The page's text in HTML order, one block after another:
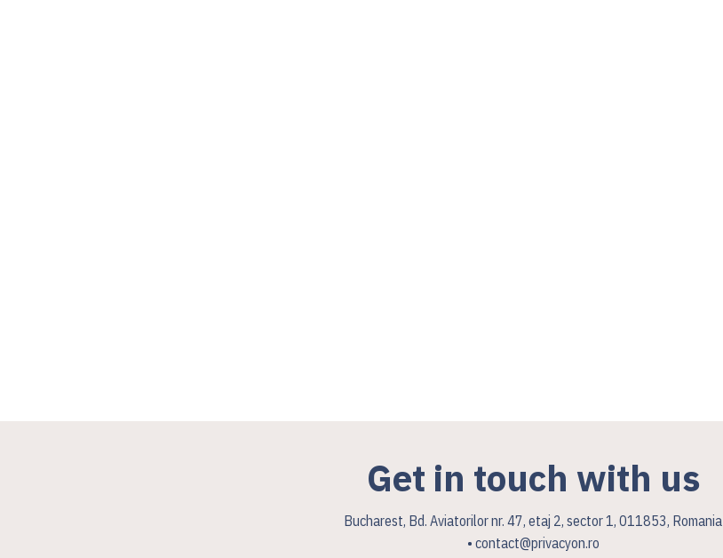
Get in touch with us
Bucharest, Bd. Aviatorilor nr. 47, etaj 2, sector 1, 011853, Romania
• contact@privacyon.ro